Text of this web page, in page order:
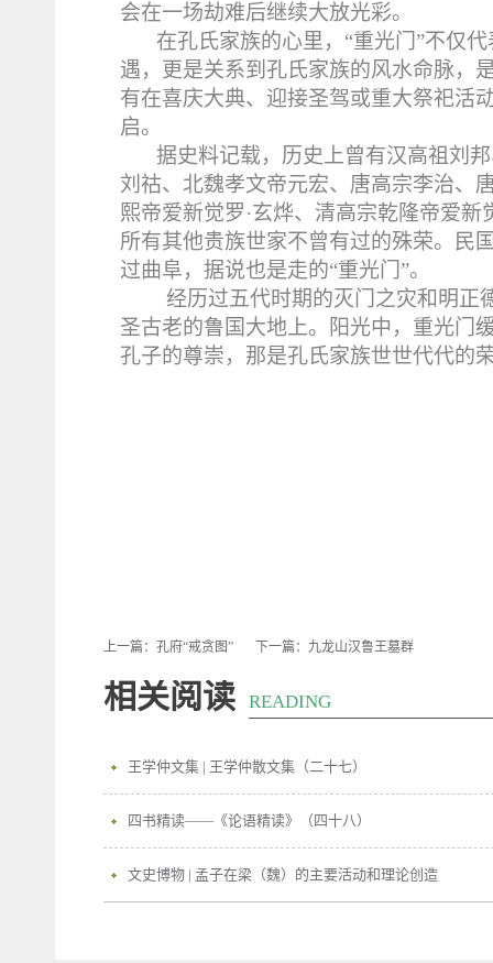
会在一场劫难后继续大放光彩。
在孔氏家族的心里，“重光门”不仅
遇，更是关系到孔氏家族的风水命脉，
有在喜庆大典、迎接圣驾或重大祭祀活
启。
据史料记载，历史上曾有汉高祖刘
刘祜、北魏孝文帝元宏、唐高宗李治、
熙帝爱新觉罗·玄烨、清高宗乾隆帝爱新
所有其他贵族世家不曾有过的殊荣。民
过曲阜，据说也是走的“重光门”。
经历过五代时期的灭门之灾和明正
圣古老的鲁国大地上。阳光中，重光门
孔子的尊崇，那是孔氏家族世世代代的
上一篇： 孔府“戒贪图” 下一篇： 九龙山汉鲁王墓群
相关阅读 READING
王学仲文集 | 王学仲散文集（二十七）
四书精读——《论语精读》（四十八）
文史博物 | 孟子在梁（魏）的主要活动和理论创造